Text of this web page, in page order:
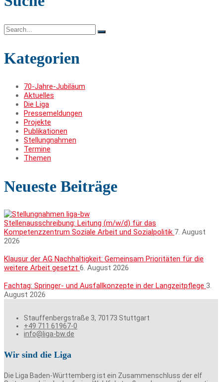
Search
for:
Kategorien
70-Jahre-Jubiläum
Aktuelles
Die Liga
Pressemeldungen
Projekte
Publikationen
Stellungnahmen
Termine
Themen
Neueste Beiträge
Stellenausschreibung: Leitung (m/w/d) für das
Kompetenzzentrum Soziale Arbeit und Sozialpolitik 7. August
2026
Klausur der AG Nachhaltigkeit: Gemeinsam Prioritäten für die
weitere Arbeit gesetzt 6. August 2026
Fachtag: Springer- und Ausfallkonzepte in der Langzeitpflege 3.
August 2026
Stauffenbergstraße 3, 70173 Stuttgart
+49 711 61967-0
info@liga-bw.de
Wir sind die Liga
Die Liga Baden-Württemberg ist ein Zusammenschluss der elf